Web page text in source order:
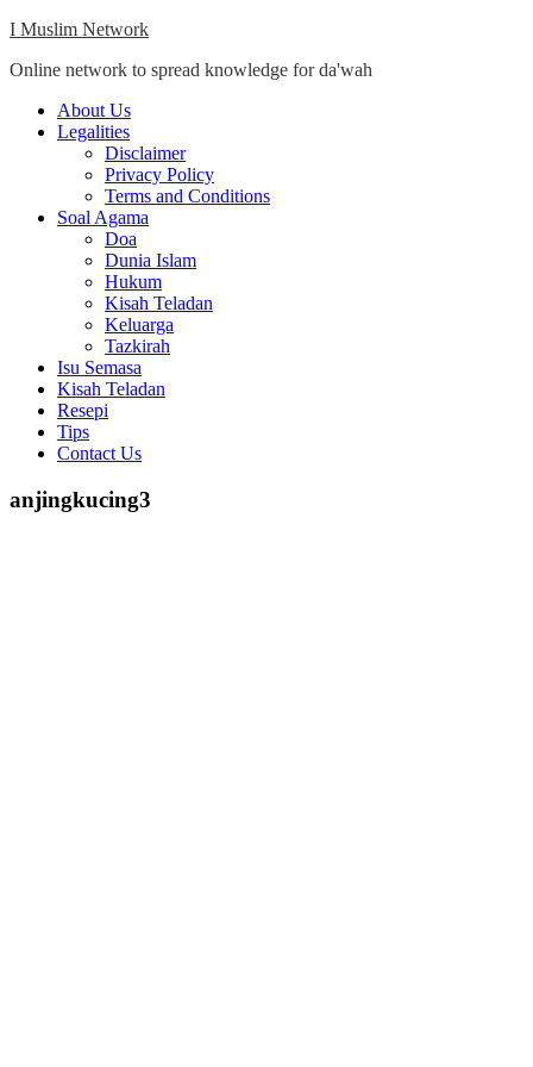
Skip
content
I Muslim Network
Online network to spread knowledge for da'wah
Close
Menu
About Us
Legalities
Disclaimer
Privacy Policy
Terms and Conditions
Soal Agama
Doa
Dunia Islam
Hukum
Kisah Teladan
Keluarga
Tazkirah
Isu Semasa
Kisah Teladan
Resepi
Tips
Contact Us
anjingkucing3